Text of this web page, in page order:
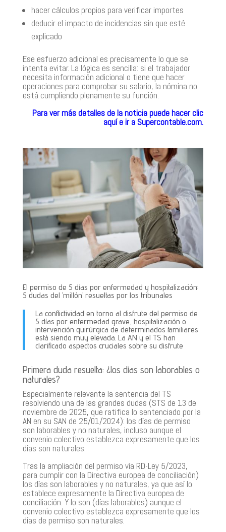
hacer cálculos propios para verificar importes
deducir el impacto de incidencias sin que esté
explicado
Ese esfuerzo adicional es precisamente lo que se
intenta evitar. La lógica es sencilla: si el trabajador
necesita información adicional o tiene que hacer
operaciones para comprobar su salario, la nómina no
está cumpliendo plenamente su función.
Para ver más detalles de la noticia puede hacer clic
aquí e ir a Supercontable.com.
El permiso de 5 días por enfermedad y hospitalización:
5 dudas del ‘millón’ resueltas por los tribunales
La conflictividad en torno al disfrute del permiso de
5 días por enfermedad grave, hospitalización o
intervención quirúrgica de determinados familiares
está siendo muy elevada. La AN y el TS han
clarificado aspectos cruciales sobre su disfrute
Primera duda resuelta: ¿los días son laborables o
naturales?
Especialmente relevante la sentencia del TS
resolviendo una de las grandes dudas (STS de 13 de
noviembre de 2025, que ratifica lo sentenciado por la
AN en su SAN de 25/01/2024): los días de permiso
son laborables y no naturales, incluso aunque el
convenio colectivo establezca expresamente que los
días son naturales.
Tras la ampliación del permiso vía RD-Ley 5/2023,
para cumplir con la Directiva europea de conciliación)
los días son laborables y no naturales, ya que así lo
establece expresamente la Directiva europea de
conciliación. Y lo son (días laborables) aunque el
convenio colectivo establezca expresamente que los
días de permiso son naturales.